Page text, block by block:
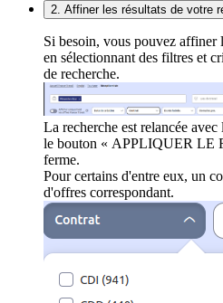
2. Affiner les résultats de votre
Si besoin, vous pouvez affiner
en sélectionnant des filtres et
de recherche.
La recherche est relancée
le bouton « APPLIQUER LE
ferme.
Pour certains d'entre eux, un
d'offres correspondant.